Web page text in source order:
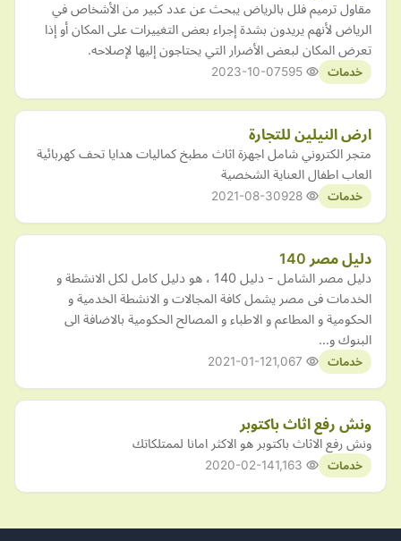
مقاول ترميم فلل بالرياض يبحث عن عدد كبير من الأشخاص في
الرياض لأنهم يريدون بشدة إجراء بعض التغييرات على المكان أو إذا
تعرض المكان لبعض الأضرار التي يحتاجون إليها لإصلاحه.
خدمات 2023-10-07
ارض النيلين للتجارة
متجر الكتروني شامل اجهزة اثاث مطبخ كماليات هدايا تحف كهربائية
العاب اطفال العناية الشخصية
خدمات 2021-08-30
دليل مصر 140
دليل مصر الشامل - دليل 140 ، هو دليل كامل لكل الانشطة و
الخدمات فى مصر يشمل كافة المجالات و الانشطة الخدمية و
الحكومية و المطاعم و الاطباء و المصالح الحكومية بالاضافة الى
البنوك و…
خدمات 2021-01-12
ونش رفع اثاث باكتوبر
ونش رفع الاثاث باكتوبر هو الاكثر امانا لممتلكاتك
خدمات 2020-02-14